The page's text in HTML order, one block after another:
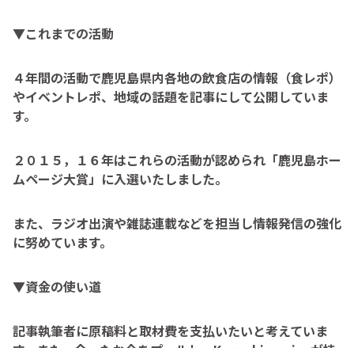
▼これまでの活動
４年間の活動で鹿児島県内各地の飲食店の情報（食レポ）
やイベントレポ、地域の話題を記事にして公開していま
す。
２０１５，１６年はこれらの活動が認められ「鹿児島ホー
ムページ大賞」に入選いたしました。
また、ラジオ出演や雑誌連載などを担当し情報発信の強化
に努めています。
▼資金の使い道
記事執筆者に原稿料と取材費を支払いたいと考えていま